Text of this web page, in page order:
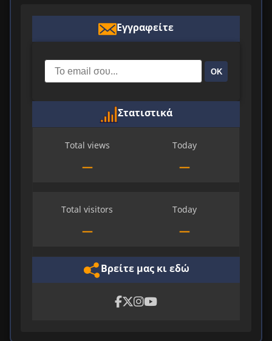
Εγγραφείτε
ΟΚ
Στατιστικά
Total views
—
Today
—
Total visitors
—
Today
—
Βρείτε μας κι εδώ